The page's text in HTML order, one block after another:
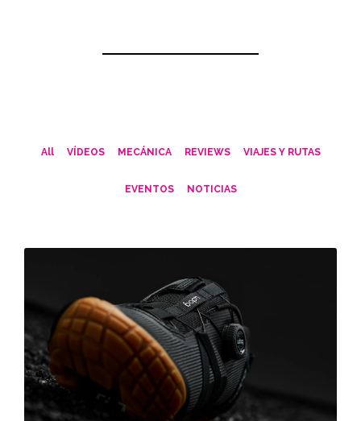
All VÍDEOS MECÁNICA REVIEWS VIAJES Y RUTAS
EVENTOS NOTICIAS